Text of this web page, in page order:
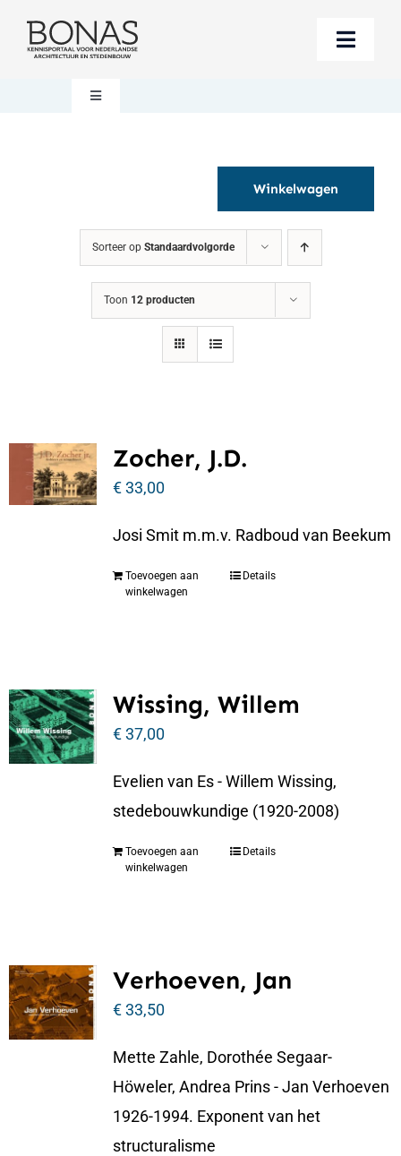
naar
Toggle
Berichten
Steun BONAS
Toggle
Winkelwagen
Sorteer op Standaardvolgorde
Toon 12 producten
Zocher, J.D.
€33,00
Josi Smit m.m.v. Radboud van Beekum
Toevoegen aan
winkelwagen
Details
Wissing, Willem
€37,00
Evelien van Es - Willem Wissing,
stedebouwkundige (1920-2008)
Toevoegen aan
winkelwagen
Details
Verhoeven, Jan
€33,50
Mette Zahle, Dorothée Segaar-
Höweler, Andrea Prins - Jan Verhoeven
1926-1994. Exponent van het
structuralisme